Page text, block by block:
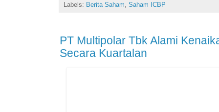
Labels: Berita Saham Saham ICBP
PT Multipolar Tbk Alami
Secara Kuartalan